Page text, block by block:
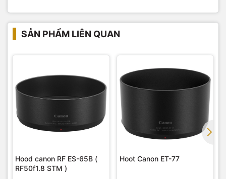
SẢN PHẨM LIÊN QUAN
Hood canon RF ES-65B (
RF50f1.8 STM )
Hoot Canon ET-77